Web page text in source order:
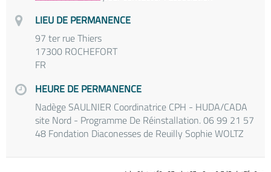
LIEU DE PERMANENCE
97 ter rue Thiers
17300 ROCHEFORT
FR
HEURE DE PERMANENCE
Nadège SAULNIER Coordinatrice CPH - HUDA/CADA
site Nord - Programme De Réinstallation. 06 99 21 57
48 Fondation Diaconesses de Reuilly Sophie WOLTZ